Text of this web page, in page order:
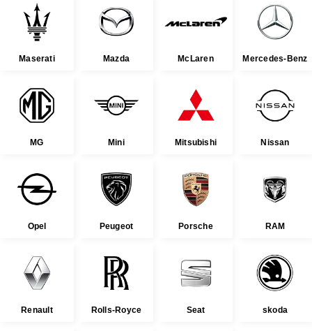
Maserati Mazda McLaren Mercedes-Benz
MG Mini Mitsubishi Nissan
Opel Peugeot Porsche RAM
Renault Rolls-Royce Seat skoda